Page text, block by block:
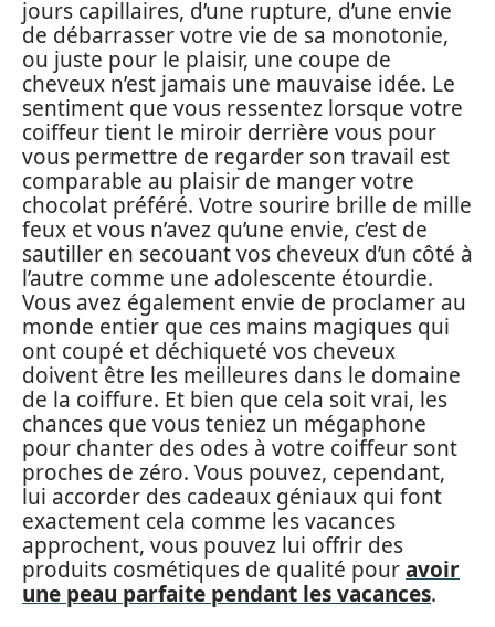
jours capillaires, d’une rupture, d’une envie
de débarrasser votre vie de sa monotonie,
ou juste pour le plaisir, une coupe de
cheveux n’est jamais une mauvaise idée. Le
sentiment que vous ressentez lorsque votre
coiffeur tient le miroir derrière vous pour
vous permettre de regarder son travail est
comparable au plaisir de manger votre
chocolat préféré. Votre sourire brille de mille
feux et vous n’avez qu’une envie, c’est de
sautiller en secouant vos cheveux d’un côté à
l’autre comme une adolescente étourdie.
Vous avez également envie de proclamer au
monde entier que ces mains magiques qui
ont coupé et déchiqueté vos cheveux
doivent être les meilleures dans le domaine
de la coiffure. Et bien que cela soit vrai, les
chances que vous teniez un mégaphone
pour chanter des odes à votre coiffeur sont
proches de zéro. Vous pouvez, cependant,
lui accorder des cadeaux géniaux qui font
exactement cela comme les vacances
approchent, vous pouvez lui offrir des
produits cosmétiques de qualité pouravoir
une peau parfaite pendant les vacances.